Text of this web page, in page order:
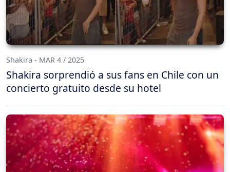
Shakira - MAR 4 / 2025
Shakira sorprendió a sus fans en Chile con un
concierto gratuito desde su hotel